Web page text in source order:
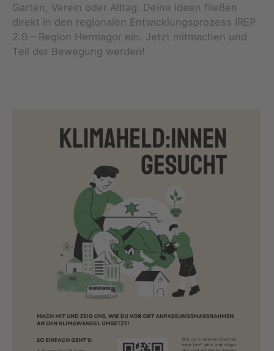
Garten, Verein oder Alltag. Deine Ideen fließen
direkt in den regionalen Entwicklungsprozess IREP
2.0 – Region Hermagor ein. Jetzt mitmachen und
Teil der Bewegung werden!